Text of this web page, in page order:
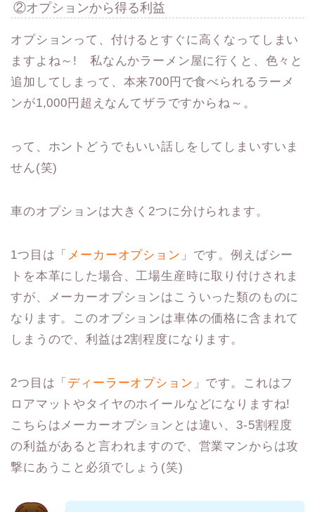
②オプションから得る利益
オプションって、付けるとすぐに高くなってしまい
ますよね～! 私なんかラーメン屋に行くと、色々と
追加してしまって、本来700円で食べられるラーメ
ンが1,000円超えなんてザラですからね～。
って、ホントどうでもいい話しをしてしまいすいま
せん(笑)
車のオプションは大きく2つに分けられます。
1つ目は「 メーカーオプション 」です。例えばシー
トを本革にした場合、工場生産時に取り付けされま
すが、メーカーオプションはこういった類のものに
なります。このオプションは車体の価格に含まれて
しまうので、利益は2割程度になります。
2つ目は「 ディーラーオプション 」です。これはフ
ロアマットやタイヤのホイールなどになりますね!
こちらはメーカーオプションとは違い、3-5割程度
の利益があると言われますので、営業マンからは攻
撃にあうこと必須でしょう(笑)